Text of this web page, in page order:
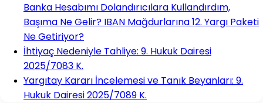
Banka Hesabımı Dolandırıcılara Kullandırdım,
Başıma Ne Gelir? IBAN Mağdurlarına 12. Yargı Paketi
Ne Getiriyor?
İhtiyaç Nedeniyle Tahliye: 9. Hukuk Dairesi
2025/7083 K.
Yargıtay Kararı İncelemesi ve Tanık Beyanları: 9.
Hukuk Dairesi 2025/7089 K.